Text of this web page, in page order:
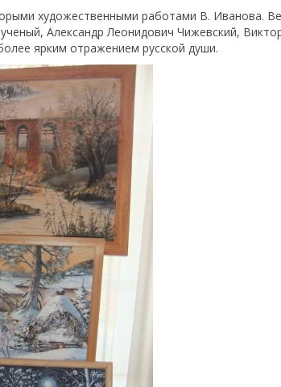
художественными работами В. Иванова.
Александр Леонидович Чижевский,
ярким отражением русской души.